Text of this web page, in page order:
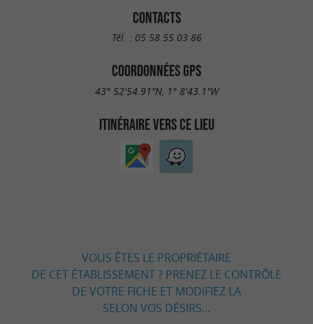
CONTACTS
Tél. : 05 58 55 03 86
COORDONNÉES GPS
43° 52'54.91"N, 1° 8'43.1"W
ITINÉRAIRE VERS CE LIEU
VOUS ÊTES LE PROPRIÉTAIRE
DE CET ÉTABLISSEMENT ? PRENEZ LE CONTRÔLE
DE VOTRE FICHE ET MODIFIEZ LA
SELON VOS DÉSIRS...